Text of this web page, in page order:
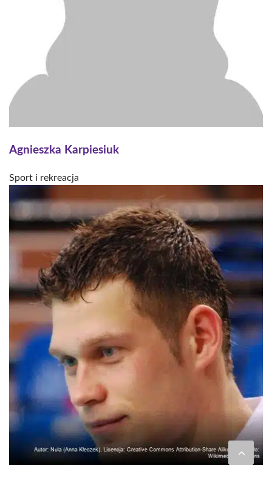
Agnieszka Karpiesiuk
Sport i rekreacja